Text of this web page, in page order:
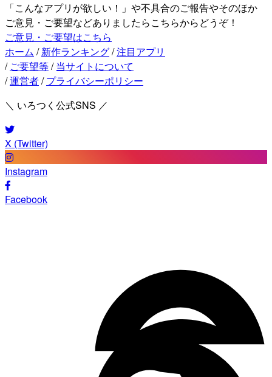
「こんなアプリが欲しい！」や不具合のご報告やそのほか
ご意見・ご要望などありましたらこちらからどうぞ！
ご意見・ご要望はこちら
ホーム / 新作ランキング/注目アプリ
/ ご要望等/ 当サイトについて
/運営者/ プライバシーポリシー
＼ いろつく公式SNS ／
X (Twitter)
Instagram
Facebook